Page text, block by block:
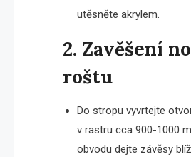
utěsněte akrylem.
2. Zavěšení
roštu
Do stropu vyvrtejte
v rastru cca 900-1000
obvodu dejte závěsy